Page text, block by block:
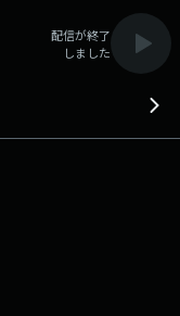
備) 中日 × 阪神 ～バン
番組ホームペ
アップナイター」
配信が終了
しました